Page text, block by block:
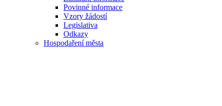
Povinné informace
Vzory žádostí
Legislativa
Odkazy
Hospodaření města